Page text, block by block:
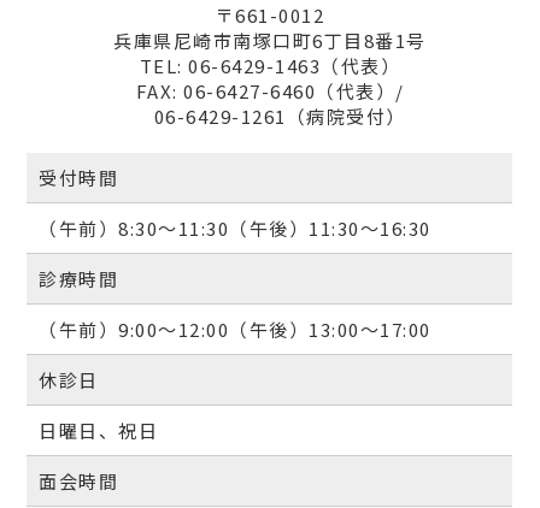
〒661-0012
兵庫県尼崎市南塚口町6丁目8番1号
TEL: 06-6429-1463（代表）
FAX: 06-6427-6460（代表）/
06-6429-1261（病院受付）
受付時間
（午前）8:30～11:30（午後）11:30～16:30
診療時間
（午前）9:00～12:00（午後）13:00～17:00
休診日
日曜日、祝日
面会時間